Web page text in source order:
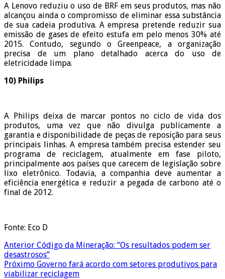
A Lenovo reduziu o uso de BRF em seus produtos, mas não
alcançou ainda o compromisso de eliminar essa substância
de sua cadeia produtiva. A empresa pretende reduzir sua
emissão de gases de efeito estufa em pelo menos 30% até
2015. Contudo, segundo o Greenpeace, a organização
precisa de um plano detalhado acerca do uso de
eletricidade limpa.
10) Philips
A Philips deixa de marcar pontos no ciclo de vida dos
produtos, uma vez que não divulga publicamente a
garantia e disponibilidade de peças de reposição para seus
principais linhas. A empresa também precisa estender seu
programa de reciclagem, atualmente em fase piloto,
principalmente aos países que carecem de legislação sobre
lixo eletrônico. Todavia, a companhia deve aumentar a
eficiência energética e reduzir a pegada de carbono até o
final de 2012.
Fonte: Eco D
Anterior Código da Mineração: “Os resultados podem ser
desastrosos”
Próximo Governo fará acordo com setores produtivos para
viabilizar reciclagem